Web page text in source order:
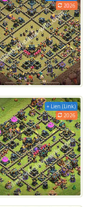
2026
+ Lien (Link)
2026